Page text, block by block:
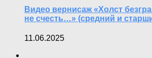
Видео вернисаж «Холст
не счесть…» (средний и
11.06.2025